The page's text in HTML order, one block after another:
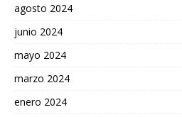
agosto 2024
junio 2024
mayo 2024
marzo 2024
enero 2024